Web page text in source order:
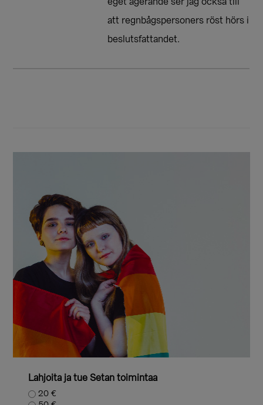
att regnbågspersoners röst hörs i
beslutsfattandet.
Lahjoita ja tue Setan toimintaa
20 €